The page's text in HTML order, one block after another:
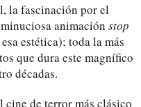
la fascinación por el
animación stop
estética); toda la más
que dura este magnífico
décadas.
de terror más clásico